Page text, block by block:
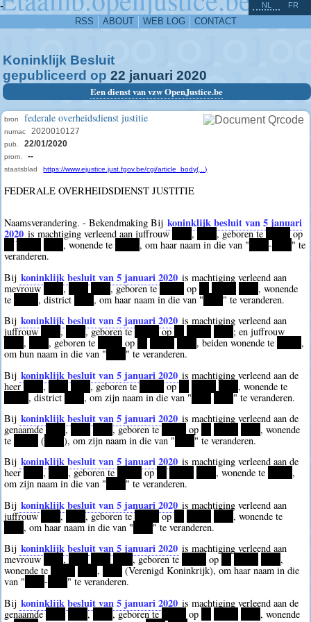
-
RSS ABOUT WEB LOG CONTACT
NL FR
Koninklijk Besluit
gepubliceerd op 22 januari 2020
Een dienst van vzw OpenJustice.be
bron federale overheidsdienst justitie
numac 2020010127
pub. 22/01/2020
prom. --
staatsblad https://www.ejustice.just.fgov.be/cgi/article_body(...)
FEDERALE OVERHEIDSDIENST JUSTITIE
Naamsverandering. - Bekendmaking Bij koninklijk besluit van 5 januari
2020 is machtiging verleend aan juffrouw ****, ****, geboren te *****op
****, wonende te *****, om haar naam in die van " ****-
" te
veranderen.
Bij koninklijk besluit van 5 januari 2020 is machtiging verleend aan
mevrouw ****, **** ****, geboren te op
, wonende
te
, district ****, om haar naam in die van " ****" te veranderen.
Bij koninklijk besluit van 5 januari 2020 is machtiging verleend aan
juffrouw ****, ****, geboren te *****op
; en juffrouw
****, ****, geboren te op ****, beiden wonende te *****,
om hun naam in die van "
" te veranderen.
Bij koninklijk besluit van 5 januari 2020 is machtiging verleend aan de
heer
, , geboren te op
, wonende te
*****, district ****, om zijn naam in die van " **** ****" te veranderen.
Bij koninklijk besluit van 5 januari 2020 is machtiging verleend aan de
genaamde ****, ****, geboren te op ****, wonende
te
( ****), om zijn naam in die van "
" te veranderen.
Bij koninklijk besluit van 5 januari 2020 is machtiging verleend aan de
heer ****, ****, geboren te op ****, wonende te *****,
om zijn naam in die van "
" te veranderen.
Bij koninklijk besluit van 5 januari 2020 is machtiging verleend aan
juffrouw ****, ****, geboren te *****op
, wonende te
, om haar naam in die van " ****" te veranderen.
Bij koninklijk besluit van 5 januari 2020 is machtiging verleend aan
mevrouw ****, **** **** ****, geboren te op ****,
wonende te ***** ****, ****(Verenigd Koninkrijk), om haar naam in die
van " ****- ****" te veranderen.
Bij koninklijk besluit van 5 januari 2020 is machtiging verleend aan de
genaamde
, , geboren te op
, wonende
^